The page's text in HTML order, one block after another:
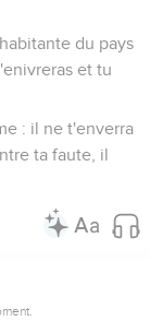
du pays
et tu
: il ne t'enverra
ta faute, il